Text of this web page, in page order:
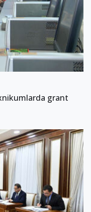
grant